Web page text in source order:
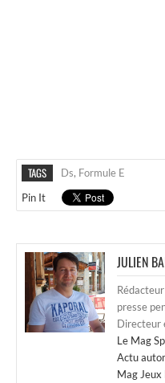
TAGS Ds, Formule E
Pin It
JULIEN
presse
Directeur
Le Mag
Actu
Mag Jeux